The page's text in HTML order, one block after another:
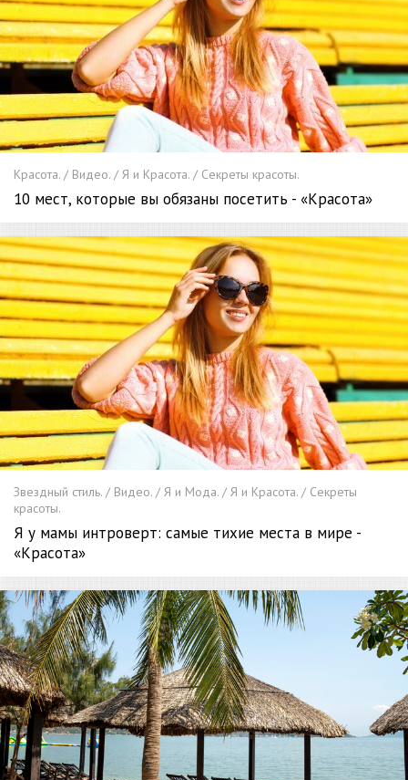
Красота. / Видео. / Я и Красота. / Секреты красоты.
10 мест, которые вы обязаны посетить - «Красота»
Звездный стиль. / Видео. / Я и Мода. / Я и Красота. / Секреты
красоты.
Я у мамы интроверт: самые тихие места в мире -
«Красота»